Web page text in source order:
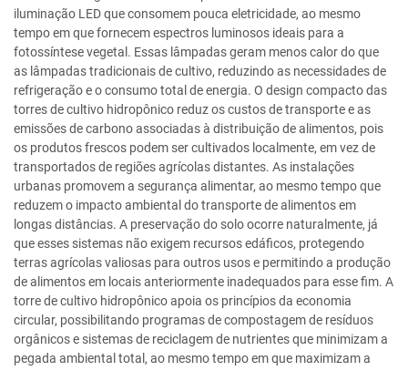
iluminação LED que consomem pouca eletricidade, ao mesmo
tempo em que fornecem espectros luminosos ideais para a
fotossíntese vegetal. Essas lâmpadas geram menos calor do que
as lâmpadas tradicionais de cultivo, reduzindo as necessidades de
refrigeração e o consumo total de energia. O design compacto das
torres de cultivo hidropônico reduz os custos de transporte e as
emissões de carbono associadas à distribuição de alimentos, pois
os produtos frescos podem ser cultivados localmente, em vez de
transportados de regiões agrícolas distantes. As instalações
urbanas promovem a segurança alimentar, ao mesmo tempo que
reduzem o impacto ambiental do transporte de alimentos em
longas distâncias. A preservação do solo ocorre naturalmente, já
que esses sistemas não exigem recursos edáficos, protegendo
terras agrícolas valiosas para outros usos e permitindo a produção
de alimentos em locais anteriormente inadequados para esse fim. A
torre de cultivo hidropônico apoia os princípios da economia
circular, possibilitando programas de compostagem de resíduos
orgânicos e sistemas de reciclagem de nutrientes que minimizam a
pegada ambiental total, ao mesmo tempo em que maximizam a